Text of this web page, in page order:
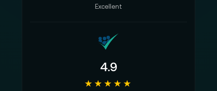
Excellent
4.9
★★★★★